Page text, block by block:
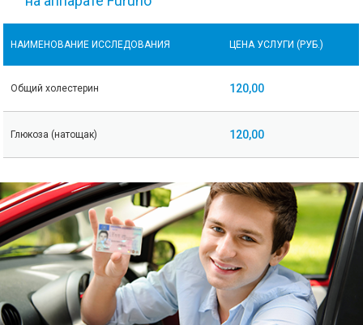
НАИМЕНОВАНИЕ ИССЛЕДОВАНИЯ ЦЕНА УСЛУГИ (РУБ.)
Общий холестерин 120,00
Глюкоза (натощак) 120,00